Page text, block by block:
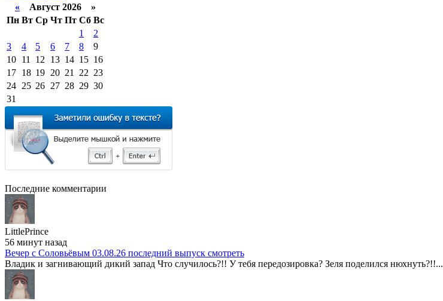
« Август 2026 »
Пн Вт Ср Чт Пт Сб Вс
1
2
3
4 5 6 7 8
9
10 11 12 13 14 15 16
17 18 19 20 21 22 23
24 25 26 27 28 29 30
31
Последние комментарии
LittlePrince
56 минут назад
Вечер с Соловьёвым 03.08.26 последний выпуск смотреть
Владик и загнивающий дикий запад Что случилось?!! У тебя передозировка? Зеля поделился нюхнуть?!!...